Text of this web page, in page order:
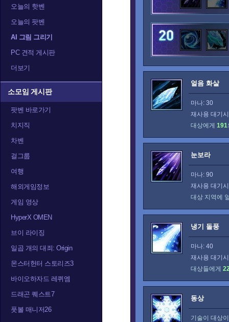
오늘의 핫벤
오늘의 팟벤
AI 그림 그리기
PC 견적 게시판
더보기
소모임 게시판
팟벤 바로가기
치지직
차벤
걸그룹
여행
해외게임정보
게임 영상
HyperX OMEN
브이 라이징
일곱 개의 대죄: Origin
몬스터헌터 스토리즈3
바이오하자드 레퀴엠
드래곤 퀘스트7
풋볼 매니저26
트레이서 티란데
얼음 화살
마나: 30
재사용 대기
대상에게 191
눈보라
마나: 90
재사용 대기
대상 지역에
냉기 돌풍
마나: 40
재사용 대기
대상들에게
동상
기술이 대상